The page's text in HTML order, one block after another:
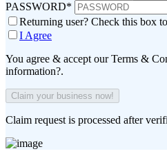
PASSWORD*
Returning user? Check this box
I Agree
You agree & accept our Terms &
information?.
Claim request is processed after